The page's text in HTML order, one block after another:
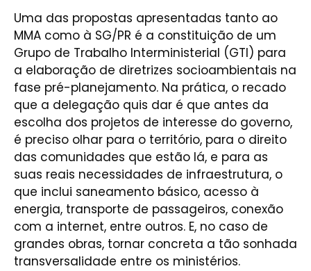
Uma das propostas apresentadas tanto ao
MMA como à SG/PR é a constituição de um
Grupo de Trabalho Interministerial (GTI) para
a elaboração de diretrizes socioambientais na
fase pré-planejamento. Na prática, o recado
que a delegação quis dar é que antes da
escolha dos projetos de interesse do governo,
é preciso olhar para o território, para o direito
das comunidades que estão lá, e para as
suas reais necessidades de infraestrutura, o
que inclui saneamento básico, acesso à
energia, transporte de passageiros, conexão
com a internet, entre outros. E, no caso de
grandes obras, tornar concreta a tão sonhada
transversalidade entre os ministérios.